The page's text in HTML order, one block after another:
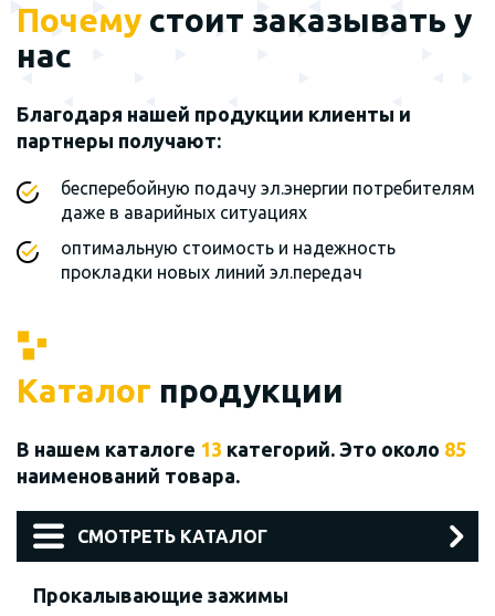
Почему стоит заказывать у
нас
Благодаря нашей продукции клиенты и
партнеры получают:
бесперебойную подачу эл.энергии потребителям
даже в аварийных ситуациях
оптимальную стоимость и надежность
прокладки новых линий эл.передач
Каталог продукции
В нашем каталоге 13 категорий. Это около 85
наименований товара.
СМОТРЕТЬ КАТАЛОГ
Прокалывающие зажимы